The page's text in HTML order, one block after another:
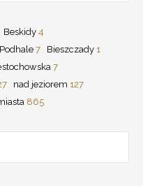
Beskidy 4
7 Bieszczady 1
7
nad jeziorem 127
865